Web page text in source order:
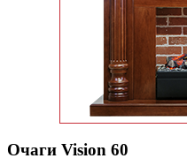
Очаги Vision 60